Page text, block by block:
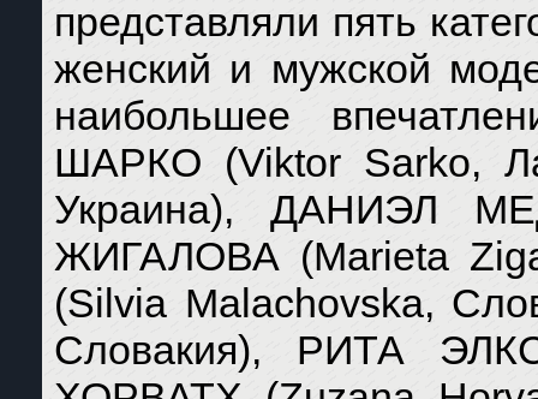
представляли пять
женский и мужской
наибольшее
ШАРКО (Viktor Sarko,
Украина), ДАНИЭЛ
ЖИГАЛОВА (Marieta
(Silvia Malachovska,
Словакия), РИТА